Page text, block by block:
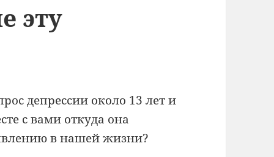
эту
депрессии около 13 лет и
с вами откуда она
в нашей жизни?